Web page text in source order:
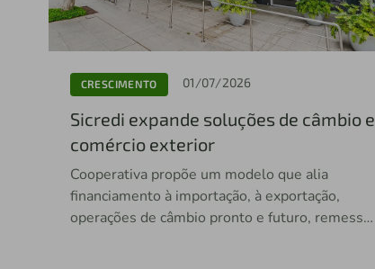
CRESCIMENTO 01/07/2026
Sicredi expande soluções de câmbio e
comércio exterior
Cooperativa propõe um modelo que alia
financiamento à importação, à exportação,
operações de câmbio pronto e futuro, remessas